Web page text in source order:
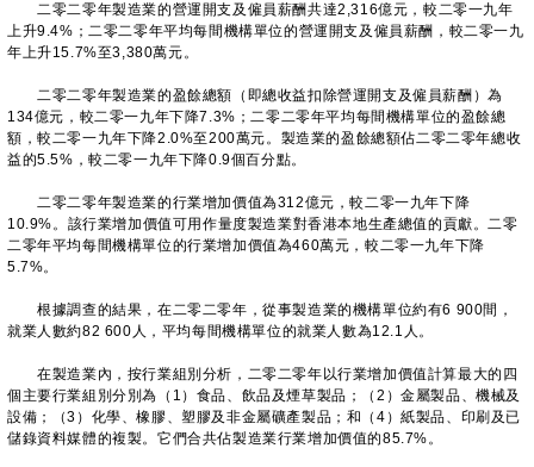
二零二零年製造業的營運開支及僱員薪酬共達2,316億元，較二零一九年
上升9.4%；二零二零年平均每間機構單位的營運開支及僱員薪酬，較二零一九
年上升15.7%至3,380萬元。
二零二零年製造業的盈餘總額（即總收益扣除營運開支及僱員薪酬）為
134億元，較二零一九年下降7.3%；二零二零年平均每間機構單位的盈餘總
額，較二零一九年下降2.0%至200萬元。製造業的盈餘總額佔二零二零年總收
益的5.5%，較二零一九年下降0.9個百分點。
二零二零年製造業的行業增加價值為312億元，較二零一九年下降
10.9%。該行業增加價值可用作量度製造業對香港本地生產總值的貢獻。二零
二零年平均每間機構單位的行業增加價值為460萬元，較二零一九年下降
5.7%。
根據調查的結果，在二零二零年，從事製造業的機構單位約有6 900間，
就業人數約82 600人，平均每間機構單位的就業人數為12.1人。
在製造業內，按行業組別分析，二零二零年以行業增加價值計算最大的四
個主要行業組別分別為（1）食品、飲品及煙草製品；（2）金屬製品、機械及
設備；（3）化學、橡膠、塑膠及非金屬礦產製品；和（4）紙製品、印刷及已
儲錄資料媒體的複製。它們合共佔製造業行業增加價值的85.7%。